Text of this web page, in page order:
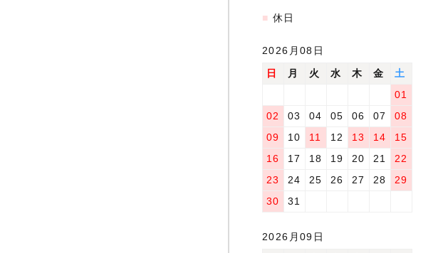
■ 休日
2026月08日
日
月 火 水 木 金
土
01
02
03 04 05 06 07
08
09
10 11 12 13 14
15
16
17 18 19 20 21
22
23
24 25 26 27 28
29
30
31
2026月09日